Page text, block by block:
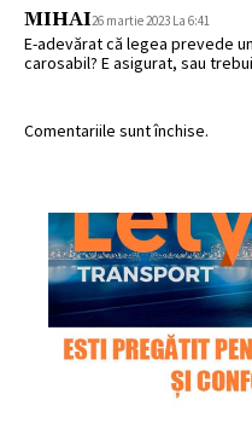
MIHAI26 martie 2023 La 6:41
E-adevărat că legea prevede
carosabil? E asigurat, sau
Comentariile sunt închise.